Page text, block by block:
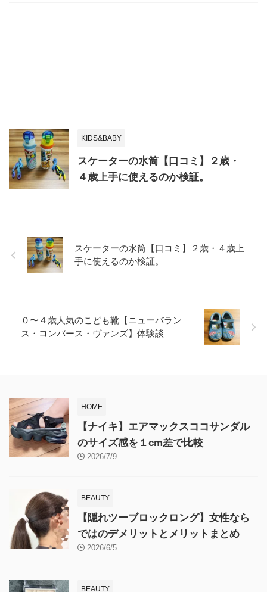
KIDS&BABY
スケーターの水筒【口コミ】２歳・
４歳上手に使えるのか検証。
スケーターの水筒【口コミ】２歳・４歳上
手に使えるのか検証。
０〜４歳人気のこども靴【ニューバラン
ス・コンバース・ヴァンズ】体験談
HOME
【ナイキ】エアマックスココサンダル
のサイズ感を１cm差で比較
2026/7/9
BEAUTY
【隠れツーブロックロング】女性なら
ではのデメリットとメリットまとめ
2026/6/5
BEAUTY